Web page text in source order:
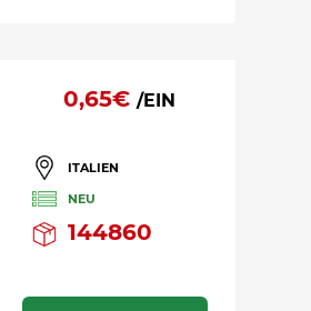
0,65€/EIN
ITALIEN
NEU
144860